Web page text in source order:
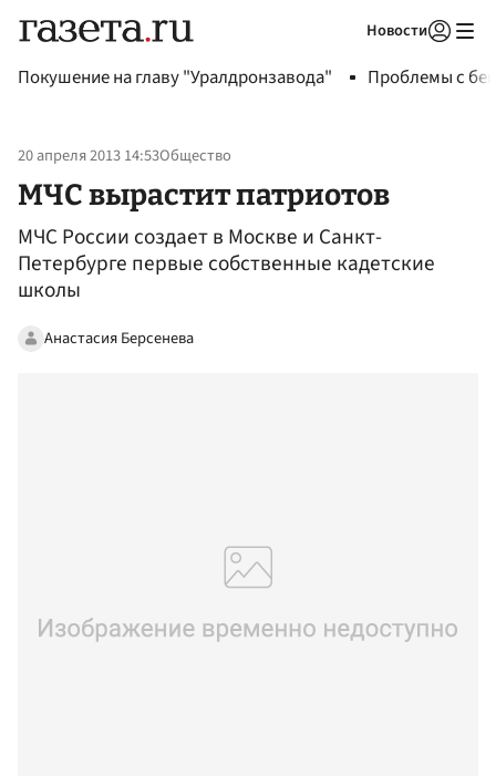
Новости
Покушение на главу "Уралдронзавода" Проблемы с
20 апреля 2013 14:53Общество
МЧС вырастит патриотов
МЧС России создает в Москве и Санкт-
Петербурге первые собственные кадетские
школы
Анастасия Берсенева